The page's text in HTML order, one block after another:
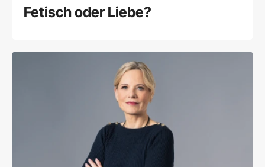
Fetisch oder Liebe?